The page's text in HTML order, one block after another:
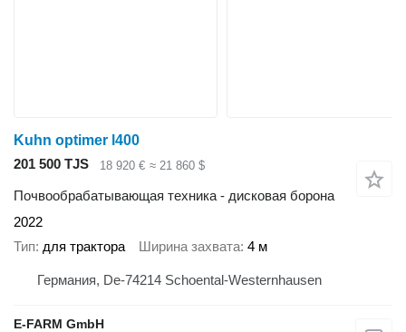
Kuhn optimer l400
201 500 TJS
18 920 € ≈ 21 860 $
Почвообрабатывающая техника - дисковая борона
2022
Тип для трактора Ширина захвата 4 м
Германия, De-74214 Schoental-Westernhausen
E-FARM GmbH